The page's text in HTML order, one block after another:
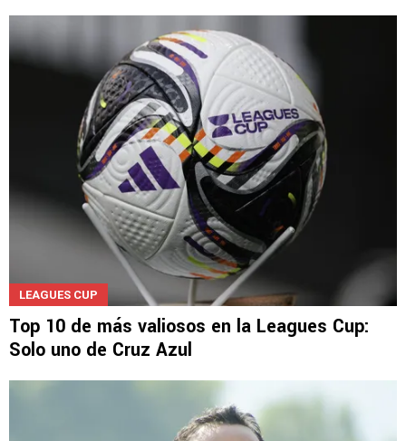
LEAGUES CUP
Top 10 de más valiosos en la Leagues Cup:
Solo uno de Cruz Azul